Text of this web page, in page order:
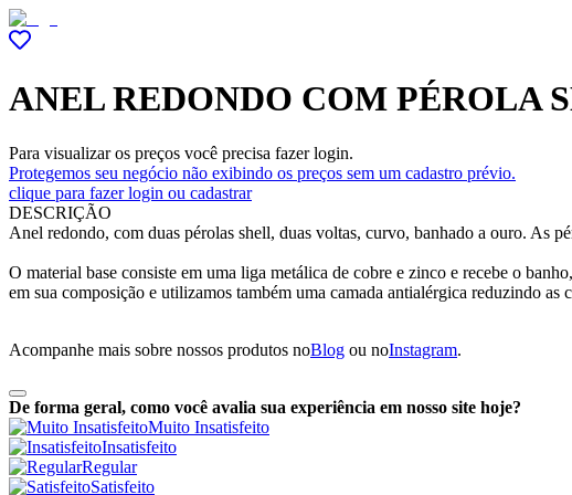
ANEL REDONDO COM PÉROLA
Para visualizar os preços você precisa fazer login.
Protegemos seu negócio não exibindo os preços sem um cadastro prévio.
clique para fazer login ou cadastrar
DESCRIÇÃO
Anel redondo, com duas pérolas shell, duas voltas, curvo, banhado a ouro. As
O material base consiste em uma liga metálica de cobre e zinco e recebe o
em sua composição e utilizamos também uma camada antialérgica reduzindo as
Acompanhe mais sobre nossos produtos noBlog ou noInstagram.
De forma geral, como você avalia sua experiência em nosso site hoje?
Muito Insatisfeito
Insatisfeito
Regular
Satisfeito